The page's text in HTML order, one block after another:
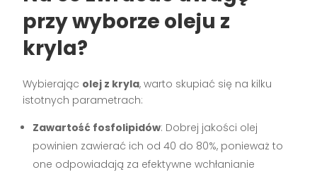
przy wyborze oleju z
kryla?
Wybierając olej z kryla, warto skupiać się na kilku
istotnych parametrach:
Zawartość fosfolipidów: Dobrej jakości olej
powinien zawierać ich od 40 do 80%, ponieważ to
one odpowiadają za efektywne wchłanianie